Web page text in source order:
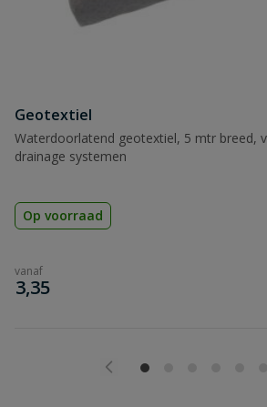
Beoordeling
Beoordeling versturen
Geotextiel
Waterdoorlatend geotextiel, 5 mtr breed,
drainage systemen
Op voorraad
vanaf
€
3,35